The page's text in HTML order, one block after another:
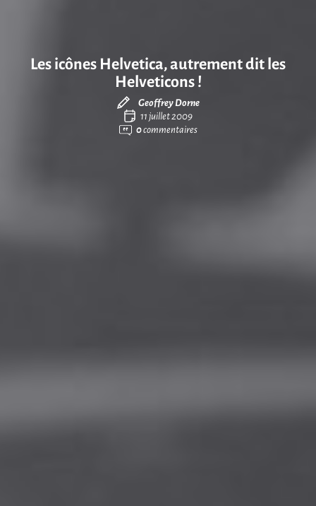
Les icônes Helvetica, autrement dit les
Helveticons !
Geoffrey Dorne
11 juillet 2009
0commentaires